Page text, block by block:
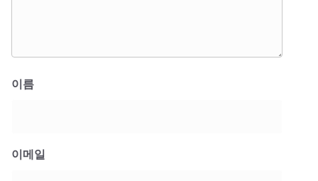
이름
이메일